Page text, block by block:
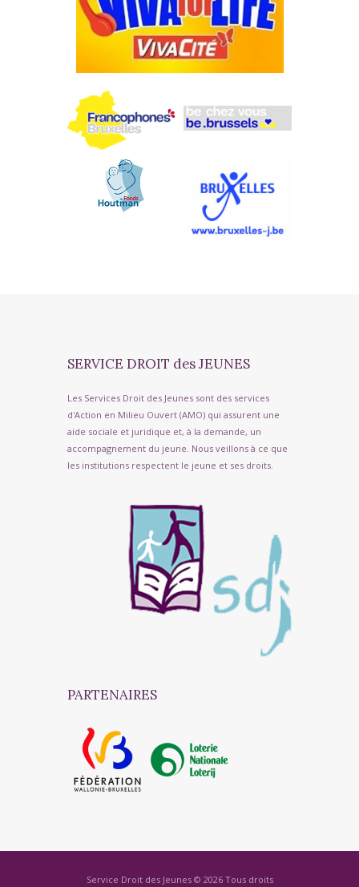
SERVICE DROIT des JEUNES
Les Services Droit des Jeunes sont des services
d'Action en Milieu Ouvert (AMO) qui assurent une
aide sociale et juridique et, à la demande, un
accompagnement du jeune. Nous veillons à ce que
les institutions respectent le jeune et ses droits.
PARTENAIRES
Service Droit des Jeunes © 2026 Tous droits